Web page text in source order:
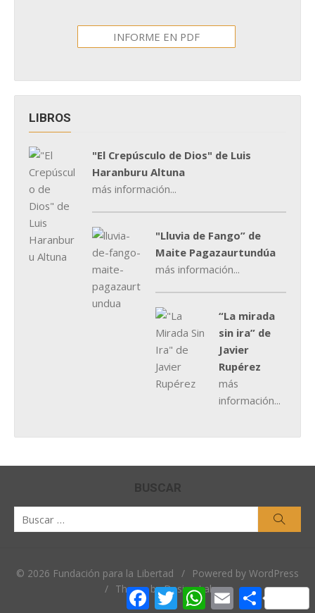
INFORME EN PDF
LIBROS
"El Crepúsculo de Dios" de Luis
Haranburu Altuna
más información...
"Lluvia de Fango” de
Maite Pagazaurtundúa
más información...
“La mirada
sin ira” de
Javier
Rupérez
más
información...
BUSCAR
© 2026 Fundación para la Libertad /
Powered by WordPress
/ Theme by Design Lab
Facebook
TwitterWhatsApp
EmailCompartir